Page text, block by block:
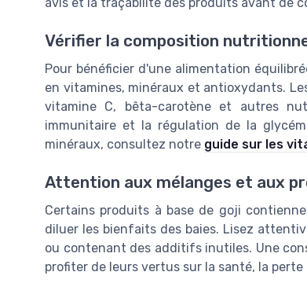
Vérifier la composition
Pour bénéficier d'une alimentation
en vitamines, minéraux et antioxydants.
vitamine C, bêta-carotène et autres
immunitaire et la régulation de la
minéraux, consultez notre guide sur les
Attention aux mélanges et aux
Certains produits à base de goji
diluer les bienfaits des baies. Lisez
ou contenant des additifs inutiles. Une
profiter de leurs vertus sur la santé, la